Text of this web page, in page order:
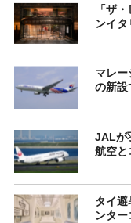
「ザ
ンイタ
マレ
の新設
JALが
航空と
タイ避
ンター